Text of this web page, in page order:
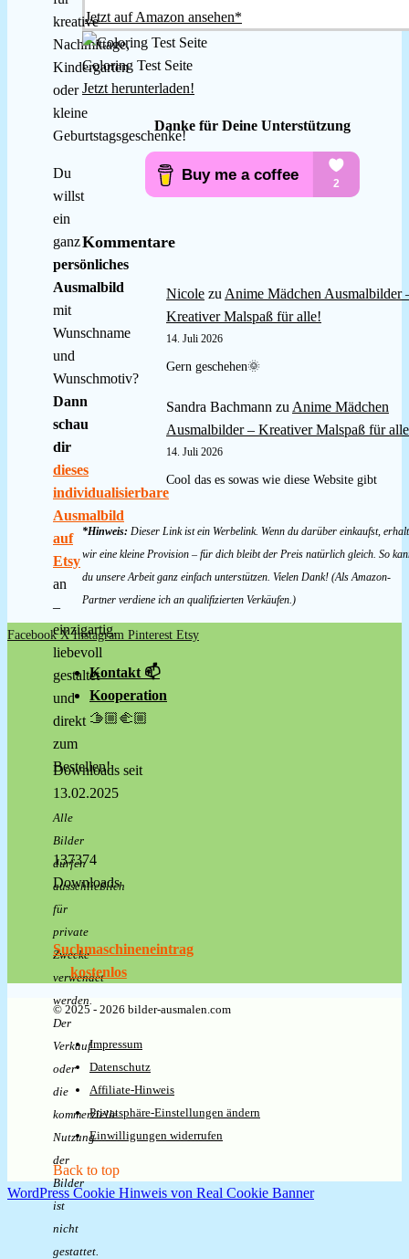
kreative
Nachmittage,
Kindergarten
oder
kleine
Geburtstagsgeschenke!
Du
willst
ein
ganz
persönliches
Ausmalbild
mit
Wunschname
und
Wunschmotiv?
Dann
schau
dir
dieses
individualisierbare
Ausmalbild
auf
Etsy
an
–
einzigartig,
liebevoll
gestaltet
und
direkt
zum
Bestellen!
Alle
Bilder
dürfen
ausschließlich
für
private
Zwecke
verwendet
werden.
Der
Verkauf
oder
die
kommerzielle
Nutzung
der
Bilder
ist
nicht
gestattet.
Jetzt auf Amazon ansehen*
Coloring Test Seite
Jetzt herunterladen!
Danke für Deine Unterstützung
Kommentare
Nicole zu Anime Mädchen Ausmalbilder
Kreativer Malspaß für alle!
14. Juli 2026
Gern geschehen🌞
Sandra Bachmann zu Anime Mädchen
Ausmalbilder – Kreativer Malspaß für
14. Juli 2026
Cool das es sowas wie diese Website gibt
*Hinweis: Dieser Link ist ein Werbelink. Wenn du darüber einkaufst,
wir eine kleine Provision – für dich bleibt der Preis natürlich gleich. So
du unsere Arbeit ganz einfach unterstützen. Vielen Dank! (Als Amazon-
Partner verdiene ich an qualifizierten Verkäufen.)
Facebook X Instagram Pinterest Etsy
Kontakt 📫
Kooperation
🫱🏼‍🫲🏼
Downloads seit
13.02.2025
137374
Downloads
Suchmaschineneintrag
kostenlos
© 2025 - 2026 bilder-ausmalen.com
Impressum
Datenschutz
Affiliate-Hinweis
Privatsphäre-Einstellungen ändern
Einwilligungen widerrufen
Back to top
WordPress Cookie Hinweis von Real Cookie Banner